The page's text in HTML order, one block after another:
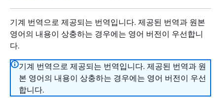
기계 번역으로 제공되는 번역입니다. 제공된 번역과 원본
영어의 내용이 상충하는 경우에는 영어 버전이 우선합니
다.
기계 번역으로 제공되는 번역입니다. 제공된 번역과 원
본 영어의 내용이 상충하는 경우에는 영어 버전이 우선
합니다.